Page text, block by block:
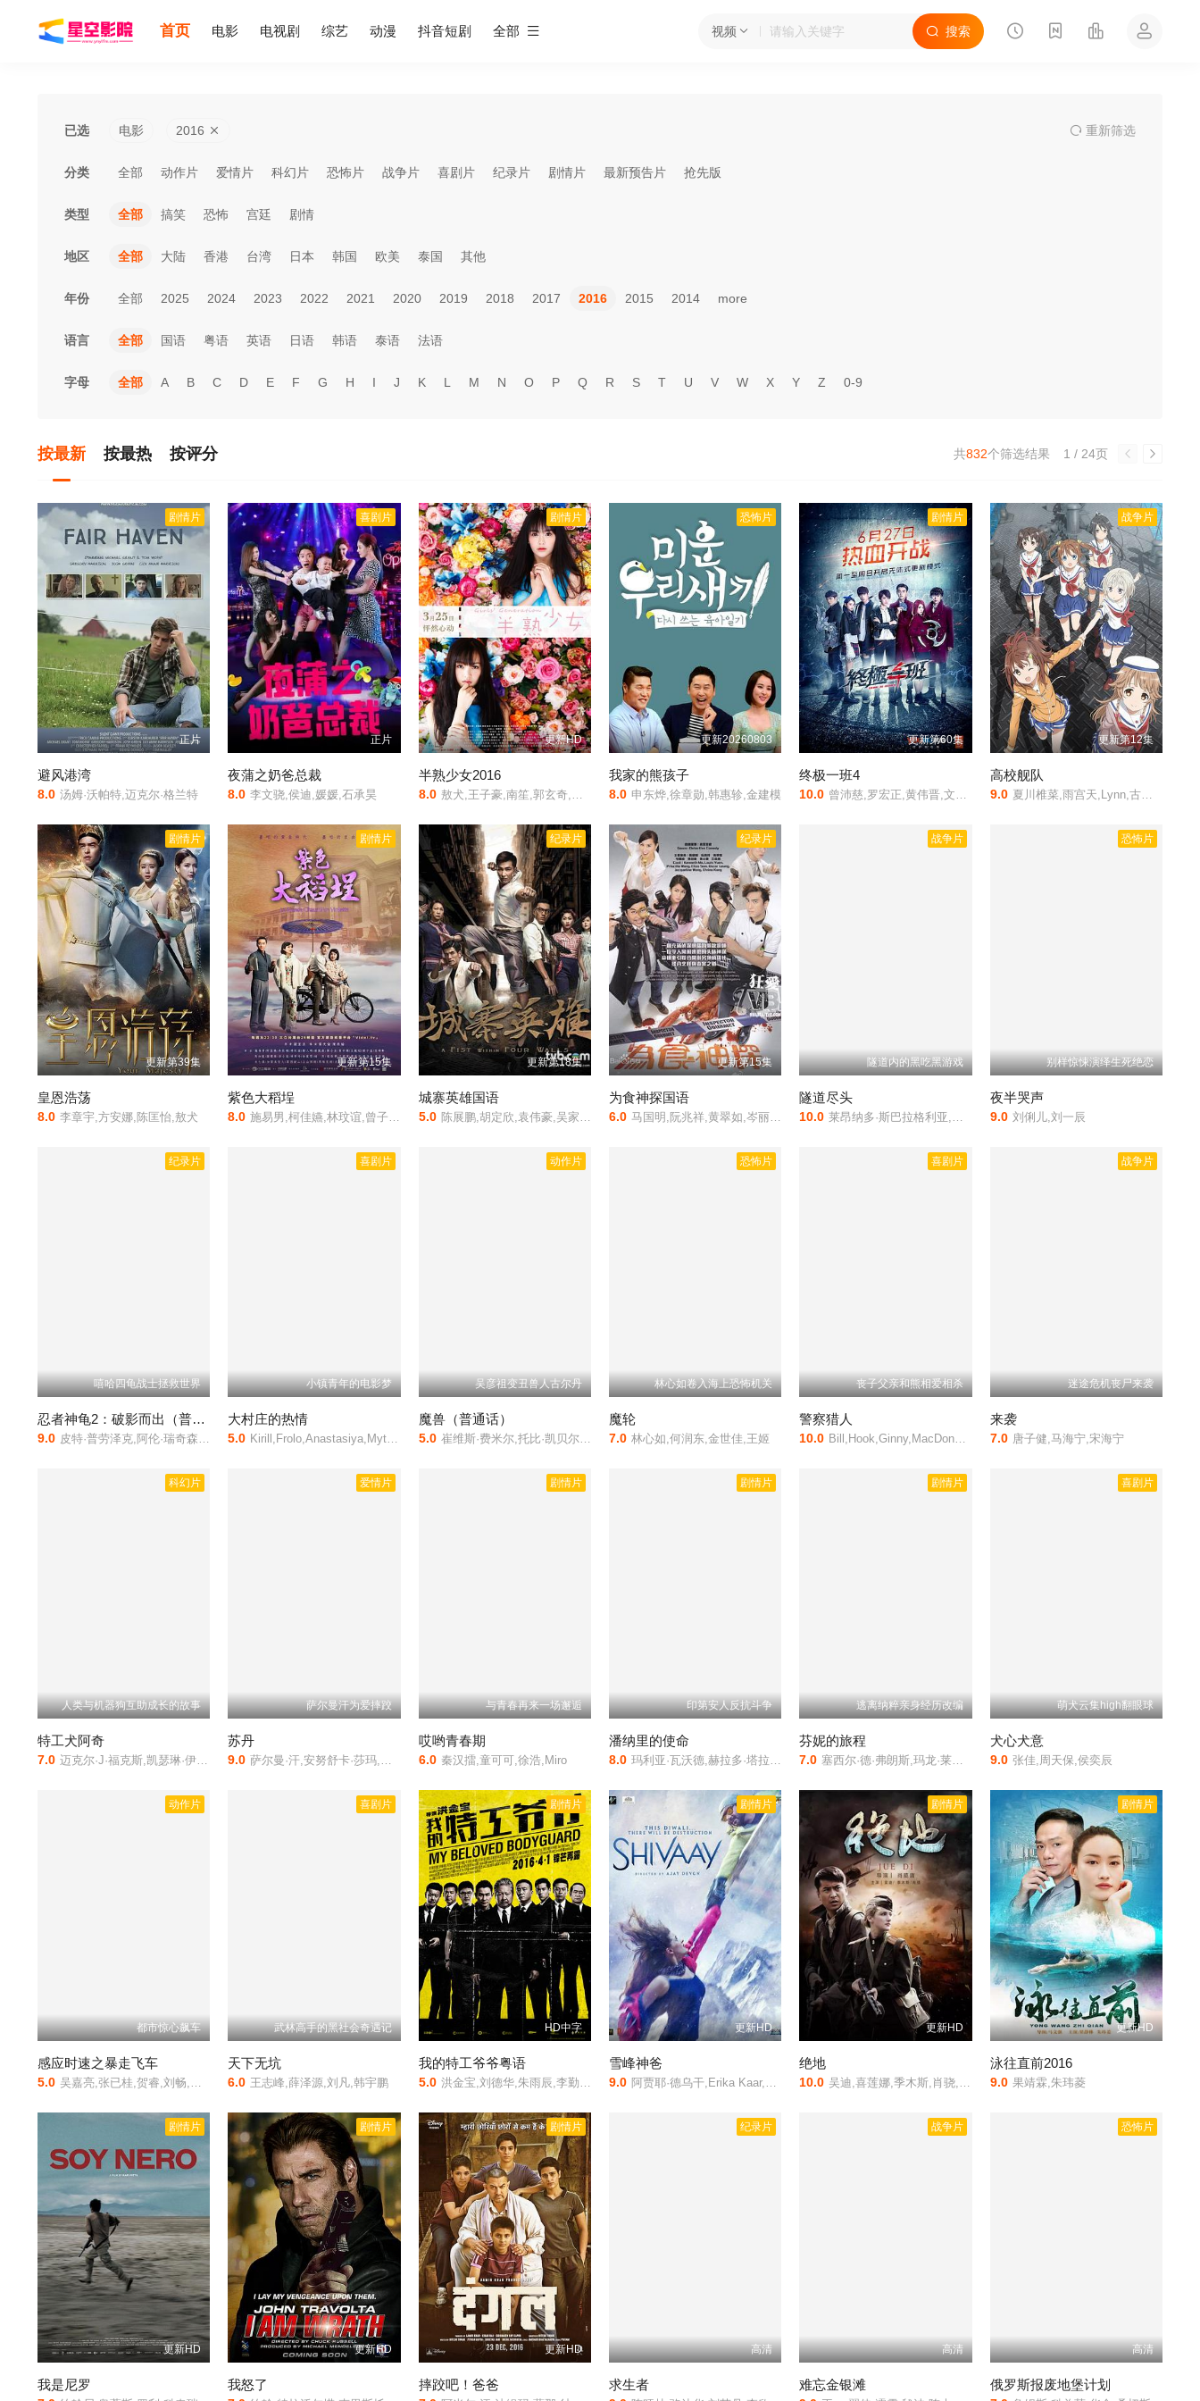
视频 搜索
首页 电影 电视剧 综艺 动漫 抖音短剧 全部
已选 电影 2016 重新筛选
分类 全部 动作片 爱情片 科幻片 恐怖片 战争片 喜剧片 纪录片 剧情片 最新预告片 抢先版
类型 全部 搞笑 恐怖 宫廷 剧情
地区 全部 大陆 香港 台湾 日本 韩国 欧美 泰国 其他
年份 全部 2025 2024 2023 2022 2021 2020 2019 2018 2017 2016 2015 2014 more
语言 全部 国语 粤语 英语 日语 韩语 泰语 法语
字母 全部 A B C D E F G H I J K L M N O P Q R S T U V W X Y Z 0-9
按最新 按最热 按评分 1 / 24页
共832个筛选结果
剧情片
正片
避风港湾
8.0 汤姆·沃帕特,迈克尔·格兰特
喜剧片
正片
夜蒲之奶爸总裁
8.0 李文骁,侯迪,媛媛,石承昊
剧情片
更新HD
半熟少女2016
8.0 敖犬,王子豪,南笙,郭玄奇,黄灿灿,王子杰,黄诗棋,江倩龄,可晴,弯弯
恐怖片
更新20260803
我家的熊孩子
8.0 申东烨,徐章勋,韩惠轸,金建模
剧情片
更新第60集
终极一班4
10.0 曾沛慈,罗宏正,黄伟晋,文雨非,赵志伟,何海东,蒋蕊泽,张皓明
战争片
更新第12集
高校舰队
9.0 夏川椎菜,雨宫天,Lynn,古木望,种崎敦美,泽田美晴,菊地瞳,田中美海,丸山有香,田边留依,中村樱,久保由利香,五月ちさと,大地叶,宫岛惠美,山下七海,藤田茜,小林优,黑濑裕子,大津爱理,麻仓桃,伊藤加奈惠,阿澄佳奈,高森奈津美,相川奈都姬,清水彩香,福沙奈恵,小泽亚李,金子彩花,新田日和,大桥步夕
剧情片
更新第39集
皇恩浩荡
8.0 李章宇,方安娜,陈匡怡,敖犬
剧情片
更新第15集
紫色大稻埕
8.0 施易男,柯佳嬿,林玟谊,曾子益,庄凯勋,杨烈,张翰,傅小芸,谢琼煖,龙劭华,马如龙,沛小岚,徐丽雯,吕雪凤,江国宾,李辰翔
纪录片
更新第18集
城寨英雄国语
5.0 陈展鹏,胡定欣,袁伟豪,吴家乐,伍允龙,元秋,刘佩玥,唐诗咏,林子善,王君馨,张国强,林伟,张颕康,何启南,欧瑞伟,文伟鸿,林颖彤,邵卓尧,谭凯琪,曾健明
纪录片
更新第15集
为食神探国语
6.0 马国明,阮兆祥,黄翠如,岑丽香,梁竞徽,江欣燕,黄心颖,朱璇,杨秀惠,郑子诚,卢宛茵,乐瞳,杨明,张美妮,李天翔,马贯东,阮政峰,李旻芳,司徒晖
战争片
隧道内的黑吃黑游戏
隧道尽头
10.0 莱昂纳多·斯巴拉格利亚,帕布罗·伊查瑞,克拉拉·拉戈,Uma,Salduende,费德里科·路皮,Laura,Faienza,Facundo,Nahuel,Giménez,Javier,Godino,Ariel,Nuñez,Di,Croce,Cristóbal,Pinto,Luciano,Conti
恐怖片
别样惊悚演绎生死绝恋
夜半哭声
9.0 刘俐儿,刘一辰
纪录片
嘻哈四龟战士拯救世界
忍者神龟2：破影而出（普通话）
9.0 皮特·普劳泽克,阿伦·瑞奇森,杰瑞米·霍华德,诺尔·费舍,梅根·福克斯
喜剧片
小镇青年的电影梦
大村庄的热情
5.0 Kirill,Frolo,Anastasiya,Mytrazhik
动作片
吴彦祖变丑兽人古尔丹
魔兽（普通话）
5.0 崔维斯·费米尔,托比·凯贝尔,宝拉·巴顿,本·福斯特,吴彦祖,多米尼克·库珀,罗伯特·卡辛斯基
恐怖片
林心如卷入海上恐怖机关
魔轮
7.0 林心如,何润东,金世佳,王姬
喜剧片
丧子父亲和熊相爱相杀
警察猎人
10.0 Bill,Hook,Ginny,MacDonald,Morris,Custy
战争片
迷途危机丧尸来袭
来袭
7.0 唐子健,马海宁,宋海宁
科幻片
人类与机器狗互助成长的故事
特工犬阿奇
7.0 迈克尔·J·福克斯,凯瑟琳·伊莎贝尔,罗宾·邓恩,乔纳森·怀特赛尔,法拉赫·阿维瓦
爱情片
萨尔曼汗为爱摔跤
苏丹
9.0 萨尔曼·汗,安努舒卡·莎玛,罗恩·斯穆安伯格,马雷斯·克鲁普,兰迪普·弘达,马克·扎罗,泰伦·伍德利,比约恩·弗赖贝格
剧情片
与青春再来一场邂逅
哎哟青春期
6.0 秦汉擂,童可可,徐浩,Miro
剧情片
印第安人反抗斗争
潘纳里的使命
8.0 玛利亚·瓦沃德,赫拉多·塔拉塞纳,特诺切·韦尔塔,乔迪·卡巴勒罗,加拉德·塔拉塞纳
剧情片
逃离纳粹亲身经历改编
芬妮的旅程
7.0 塞西尔·德·弗朗斯,玛龙·莱瓦纳,西西·迪·法兰丝,玛丽那·维拉迪
喜剧片
萌犬云集high翻眼球
犬心犬意
9.0 张佳,周天保,侯奕辰
动作片
都市惊心飙车
感应时速之暴走飞车
5.0 吴嘉亮,张已桂,贺睿,刘畅,王峰
喜剧片
武林高手的黑社会奇遇记
天下无坑
6.0 王志峰,薛泽源,刘凡,韩宇鹏
剧情片
HD中字
我的特工爷爷粤语
5.0 洪金宝,刘德华,朱雨辰,李勤勤,冯嘉怡,陈沛妍,胡军,冯绍峰,彭于晏,宋佳,徐克,麦嘉,石天,元彪,元秋,元华,吴明才,元宝
剧情片
更新HD
雪峰神爸
9.0 阿贾耶·德乌干,Erika Kaar,Ali Kazmi,Jabbz Farooqi,Robert Maaser,Markus Ertelt,Aakash Dabhade,Swen Raschka,萨耶莎·赛加尔,Bijou Thaangjam
剧情片
更新HD
绝地
10.0 吴迪,喜莲娜,季木斯,肖骁,徐连顺,铃木美妃
剧情片
更新HD
泳往直前2016
9.0 果靖霖,朱玮菱
剧情片
更新HD
我是尼罗
剧情片
更新HD
我怒了
剧情片
更新HD
摔跤吧！爸爸
纪录片
高清
求生者
战争片
高清
难忘金银滩
恐怖片
高清
俄罗斯报废地堡计划